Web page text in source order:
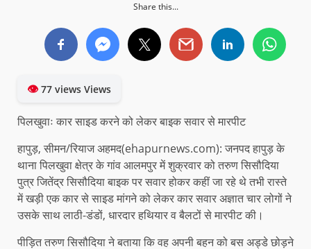
Share this...
👁77 views Views
पिलखुवाः कार साइड करने को लेकर बाइक सवार से मारपीट
हापुड़, सीमन/रियाज अहमद(ehapurnews.com): जनपद हापुड़ के
थाना पिलखुवा क्षेत्र के गांव आलमपुर में शुक्रवार को तरुण सिसौदिया
पुत्र जितेंद्र सिसौदिया बाइक पर सवार होकर कहीं जा रहे थे तभी रास्ते
में खड़ी एक कार से साइड मांगने को लेकर कार सवार अज्ञात चार लोगों ने
उसके साथ लाठी-डंडों, धारदार हथियार व बैलटों से मारपीट की।
पीड़ित तरुण सिसौदिया ने बताया कि वह अपनी बहन को बस अड्डे छोड़ने